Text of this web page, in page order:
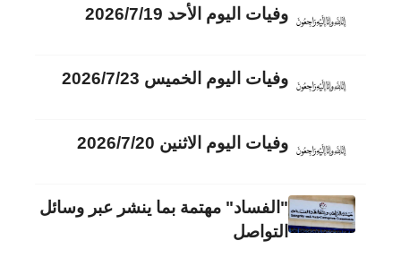
وفيات اليوم الأحد 2026/7/19
وفيات اليوم الخميس 2026/7/23
وفيات اليوم الاثنين 2026/7/20
"الفساد" مهتمة بما ينشر عبر وسائل
التواصل